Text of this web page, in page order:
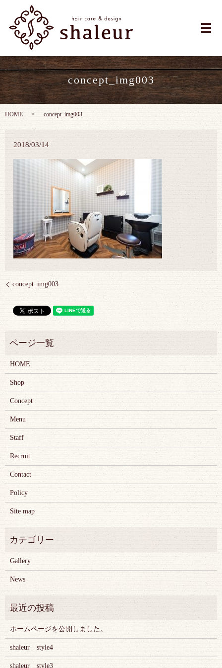
メ
concept_img003
HOME concept_img003
2018/03/14
concept_img003
HOME
Shop
Concept
Menu
Staff
Recruit
Contact
Policy
Site map
Gallery
News
ホームページを公開しました。
shaleur style4
shaleur style3